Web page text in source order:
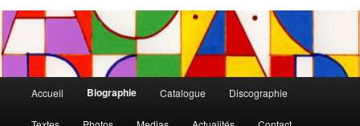
Accueil Biographie Catalogue Discographie